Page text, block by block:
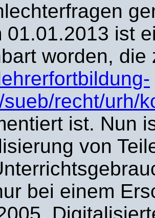
01.01.2013 ist
worden, die
sueb/recht/urh/
ist. Nun
von
bei einem